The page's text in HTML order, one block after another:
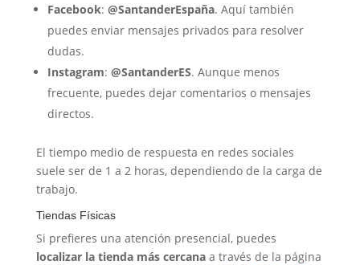
Facebook: @SantanderEspaña. Aquí también
puedes enviar mensajes privados para resolver
dudas.
Instagram: @SantanderES. Aunque menos
frecuente, puedes dejar comentarios o mensajes
directos.
El tiempo medio de respuesta en redes sociales
suele ser de 1 a 2 horas, dependiendo de la carga de
trabajo.
Tiendas Físicas
Si prefieres una atención presencial, puedes
localizar la tienda más cercanaa través de la página